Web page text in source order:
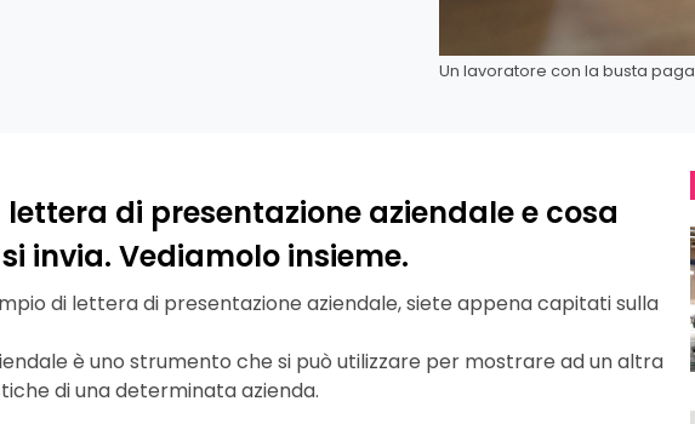
Un lavoratore con la busta paga
lettera di presentazione aziendale e cosa
invia. Vediamolo insieme.
di lettera di presentazione aziendale, siete appena capitati sulla
è uno strumento che si può utilizzare per mostrare ad un altra
di una determinata azienda.